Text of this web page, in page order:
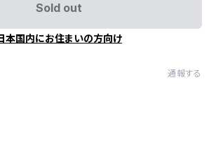
Sold out
本国内にお住まいの方向け
通報する